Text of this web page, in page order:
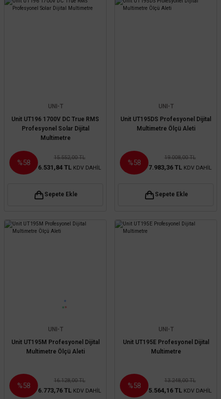
UNI-T
Unit UT196 1700V DC True RMS
Profesyonel Solar Dijital
Multimetre
%58
15.552,00 TL
6.531,84 TL KDV DAHİL
Sepete Ekle
UNI-T
Unit UT195DS Profesyonel Dijital
Multimetre Ölçü Aleti
%58
19.008,00 TL
7.983,36 TL KDV DAHİL
Sepete Ekle
UNI-T
Unit UT195M Profesyonel Dijital
Multimetre Ölçü Aleti
%58
16.128,00 TL
6.773,76 TL KDV DAHİL
UNI-T
Unit UT195E Profesyonel Dijital
Multimetre
%58
13.248,00 TL
5.564,16 TL KDV DAHİL